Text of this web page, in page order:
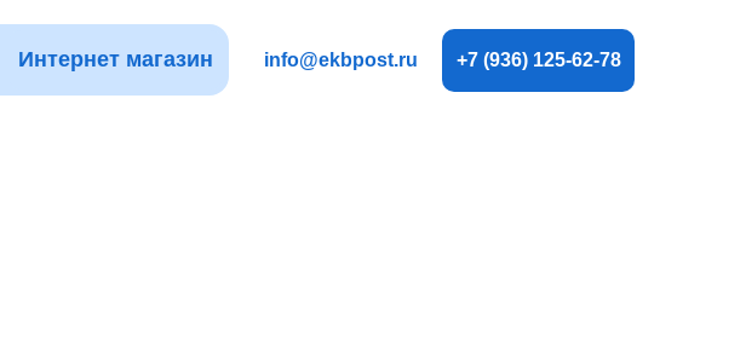
info@ekbpost.ru +7 (936) 125-62-78
Интернет магазин